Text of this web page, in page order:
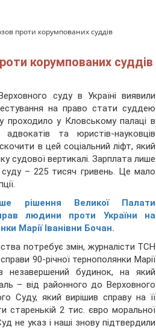
проти корумпованих суддів
корумпованих суддів
суду в Україні виявили
на право стати суддею
проходило у Кловському палаці в
та юристів-науковців
в цей соціальний ліфт, який
судової вертикалі. Зарплата лише
– 225 тисяч гривень. Це мало
рішення Великої Палати
людини проти України на
Марії Іванівни Бочан.
потребує змін, журналісти ТСН
90-річної тернополянки Марії
незавершений будинок, на який
– від районного до Верховного
Суду, який вирішив справу на її
старенькій 2 тис. євро моральної
не указ і наші знову підтвердили